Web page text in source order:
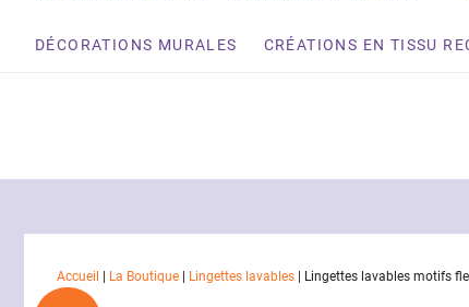
DÉCORATIONS MURALES CRÉATIONS EN TISSU
Accueil La Boutique Lingettes lavables Lingettes lavables motifs